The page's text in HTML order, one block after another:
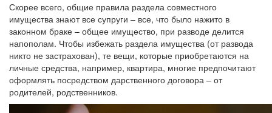
Скорее всего, общие правила раздела совместного
имущества знают все супруги – все, что было нажито в
законном браке – общее имущество, при разводе делится
напополам. Чтобы избежать раздела имущества (от развода
никто не застрахован), те вещи, которые приобретаются на
личные средства, например, квартира, многие предпочитают
оформлять посредством дарственного договора – от
родителей, родственников.